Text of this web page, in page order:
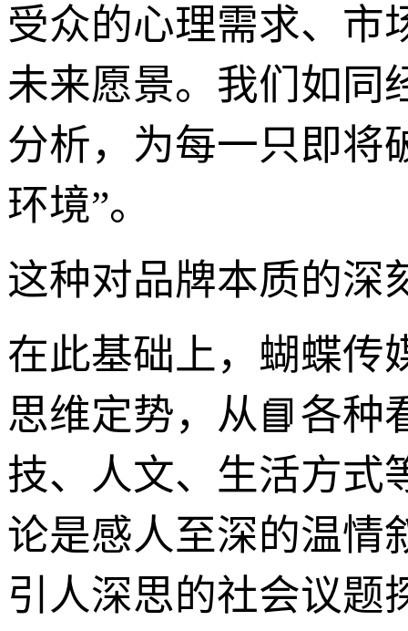
受众的心理需求、市
未来愿景。我们如同
分析，为每一只即将
环境”。
这种对品牌本质的深
在此基础上，蝴蝶传
思维定势，从📘各种
技、人文、生活方式
论是感人至深的温情
引人深思的社会议题